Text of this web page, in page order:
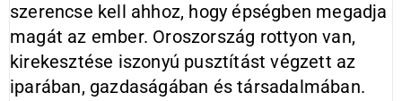
szerencse kell ahhoz, hogy épségben megadja
magát az ember. Oroszország rottyon van,
kirekesztése iszonyú pusztítást végzett az
iparában, gazdaságában és társadalmában.